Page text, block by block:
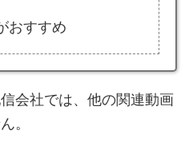
おすすめ
会社では、他の関連動画
。